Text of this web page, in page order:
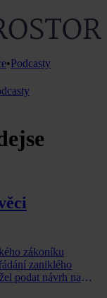
•Podcasty
zákoníku
zaniklého
podat návrh na